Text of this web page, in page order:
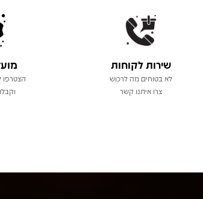
שירות לקוחות
לא בטוחים מה לרכוש
צרו איתנו קשר
הצטרפו